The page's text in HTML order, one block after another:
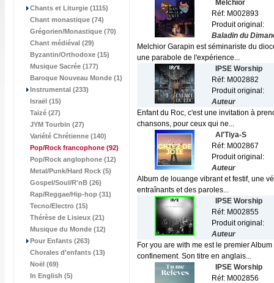
Chants et Liturgie (1115)
Chant monastique (74)
Grégorien/Monastique (70)
Chant médiéval (29)
Byzantin/Orthodoxe (15)
Musique Sacrée (177)
Baroque Nouveau Monde (1)
Instrumental (233)
Israël (15)
Taizé (27)
JYM Tourbin (27)
Variété Chrétienne (140)
Pop/Rock francophone (92)
Pop/Rock anglophone (12)
Metal/Punk/Hard Rock (5)
Gospel/Soul/R'nB (26)
Rap/Reggae/Hip-hop (31)
Tecno/Electro (15)
Thérèse de Lisieux (21)
Musique du Monde (12)
Pour Enfants (263)
Chorales d'enfants (13)
Noël (69)
In English (5)
Melchior
Réf: M002893
Produit original:
Baladin du
Melchior Garapin est séminariste du
une parabole de l'expérience...
IPSE Worship
Réf: M002882
Produit original:
Auteur
Enfant du Roc, c'est une invitation à
chansons, pour ceux qui ne...
Al'Tiya-S
Réf: M002867
Produit original:
Auteur
Album de louange vibrant et festif, une
entraînants et des paroles...
IPSE Worship
Réf: M002855
Produit original:
Auteur
For you are with me est le premier
confinement. Son titre en anglais...
IPSE Worship
Réf: M002856